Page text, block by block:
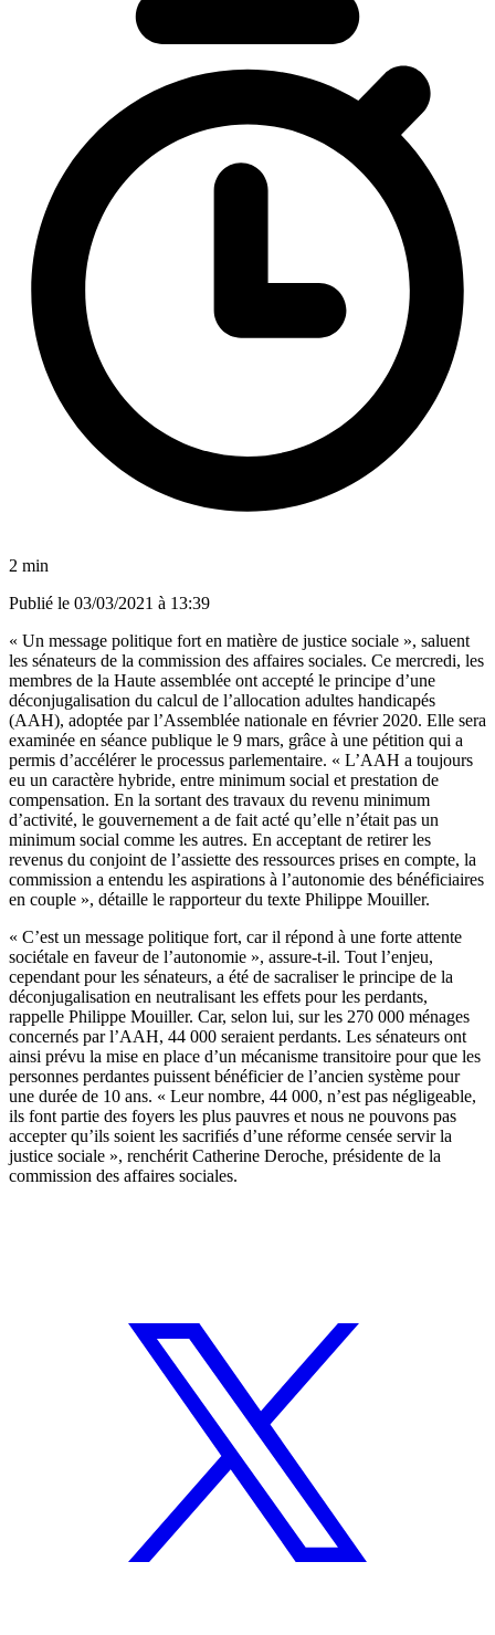
2 min
Publié le 03/03/2021 à 13:39
« Un message politique fort en matière de justice sociale », saluent
les sénateurs de la commission des affaires sociales. Ce mercredi, les
membres de la Haute assemblée ont accepté le principe d’une
déconjugalisation du calcul de l’allocation adultes handicapés
(AAH), adoptée par l’Assemblée nationale en février 2020. Elle sera
examinée en séance publique le 9 mars, grâce à une pétition qui a
permis d’accélérer le processus parlementaire. « L’AAH a toujours
eu un caractère hybride, entre minimum social et prestation de
compensation. En la sortant des travaux du revenu minimum
d’activité, le gouvernement a de fait acté qu’elle n’était pas un
minimum social comme les autres. En acceptant de retirer les
revenus du conjoint de l’assiette des ressources prises en compte, la
commission a entendu les aspirations à l’autonomie des bénéficiaires
en couple », détaille le rapporteur du texte Philippe Mouiller.
« C’est un message politique fort, car il répond à une forte attente
sociétale en faveur de l’autonomie », assure-t-il. Tout l’enjeu,
cependant pour les sénateurs, a été de sacraliser le principe de la
déconjugalisation en neutralisant les effets pour les perdants,
rappelle Philippe Mouiller. Car, selon lui, sur les 270 000 ménages
concernés par l’AAH, 44 000 seraient perdants. Les sénateurs ont
ainsi prévu la mise en place d’un mécanisme transitoire pour que les
personnes perdantes puissent bénéficier de l’ancien système pour
une durée de 10 ans. « Leur nombre, 44 000, n’est pas négligeable,
ils font partie des foyers les plus pauvres et nous ne pouvons pas
accepter qu’ils soient les sacrifiés d’une réforme censée servir la
justice sociale », renchérit Catherine Deroche, présidente de la
commission des affaires sociales.